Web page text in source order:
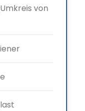
von